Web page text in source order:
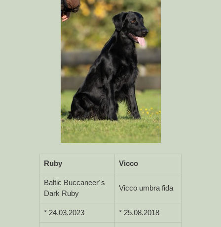
Ruby Vicco
Baltic Buccaneer´s
Dark Ruby
Vicco umbra fida
* 24.03.2023 * 25.08.2018